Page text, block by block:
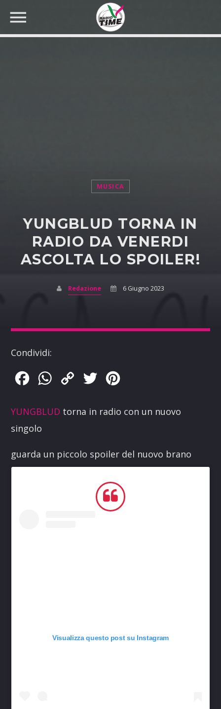
MUSICA
YUNGBLUD TORNA IN
RADIO DA VENERDI
ASCOLTA LO SPOILER!
Redazione 6 Giugno 2023
Condividi:
FacebookWhatsApp
Copy
Twitter
YUNGBLUD torna in radio con un nuovo
singolo
guarda un piccolo spoiler del nuovo brano
Visualizza questo post su Instagram